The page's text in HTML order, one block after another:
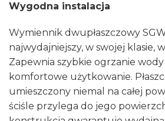
Wygodna instalacja
Wymiennik dwupłaszczowy
najwydajniejszy, w swojej klasie,
Zapewnia szybkie ogrzanie
komfortowe użytkowanie.
umieszczony niemal na całej
ściśle przylega do jego